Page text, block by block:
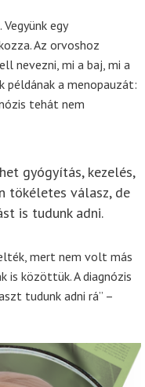
egy
Az orvoshoz
nevezni, mi a baj, mi a
példának a menopauzát:
tehát nem
gyógyítás, kezelés,
tökéletes válasz, de
is tudunk adni.
mert nem volt más
is közöttük. A diagnózis
tudunk adni rá” –